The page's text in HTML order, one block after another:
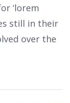
‘lorem
still in their
over the